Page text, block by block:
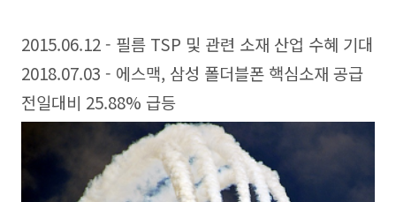
2015.06.12 - 필름 TSP 및 관련 소재 산업 수혜 기대
2018.07.03 - 에스맥, 삼성 폴더블폰 핵심소재 공급
전일대비 25.88% 급등